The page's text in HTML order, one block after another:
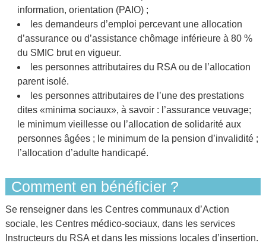
information, orientation (PAIO) ;
les demandeurs d’emploi percevant une allocation
d’assurance ou d’assistance chômage inférieure à 80 %
du SMIC brut en vigueur.
les personnes attributaires du RSA ou de l’allocation
parent isolé.
les personnes attributaires de l’une des prestations
dites «minima sociaux», à savoir : l’assurance veuvage;
le minimum vieillesse ou l’allocation de solidarité aux
personnes âgées ; le minimum de la pension d’invalidité ;
l’allocation d’adulte handicapé.
Comment en bénéficier ?
Se renseigner dans les Centres communaux d’Action
sociale, les Centres médico-sociaux, dans les services
Instructeurs du RSA et dans les missions locales d’insertion.